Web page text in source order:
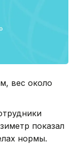
вес около
показал
нормы.